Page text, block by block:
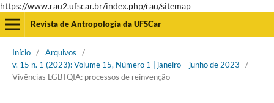
https://www.rau2.ufscar.br/index.php/rau/sitemap
Revista de Antropologia da UFSCar
Início / Arquivos
/
v. 15 n. 1 (2023): Volume 15, Número 1 | janeiro – junho de 2023
/
Vivências LGBTQIA: processos de reinvenção